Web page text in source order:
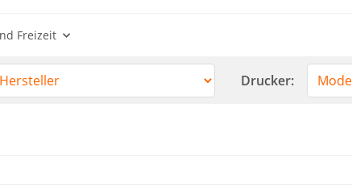
Freizeit
Drucker: